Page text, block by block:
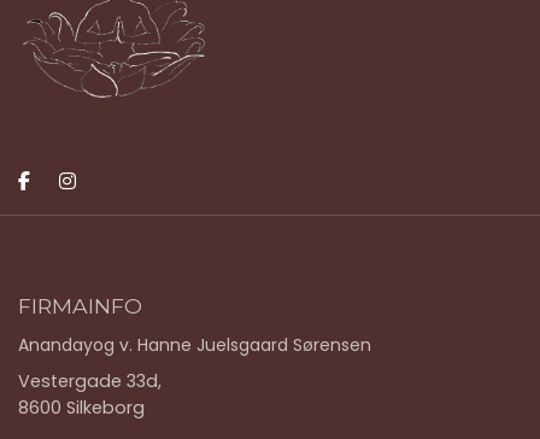
FIRMAINFO
Anandayog v. Hanne Juelsgaard Sørensen
Vestergade 33d,
8600 Silkeborg